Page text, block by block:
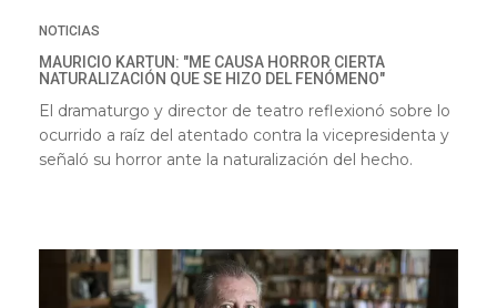
NOTICIAS
MAURICIO KARTUN: "ME CAUSA HORROR CIERTA
NATURALIZACIÓN QUE SE HIZO DEL FENÓMENO"
El dramaturgo y director de teatro reflexionó sobre lo
ocurrido a raíz del atentado contra la vicepresidenta y
señaló su horror ante la naturalización del hecho.